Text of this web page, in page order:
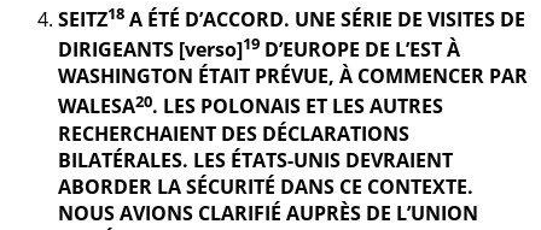
SEITZ18 A ÉTÉ D’ACCORD. UNE SÉRIE DE VISITES DE
DIRIGEANTS [verso]19 D’EUROPE DE L’EST À
WASHINGTON ÉTAIT PRÉVUE, À COMMENCER PAR
WALESA20. LES POLONAIS ET LES AUTRES
RECHERCHAIENT DES DÉCLARATIONS
BILATÉRALES. LES ÉTATS-UNIS DEVRAIENT
ABORDER LA SÉCURITÉ DANS CE CONTEXTE.
NOUS AVIONS CLARIFIÉ AUPRÈS DE L’UNION